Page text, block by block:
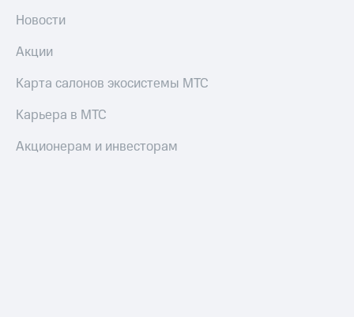
Новости
Акции
Карта салонов экосистемы МТС
Карьера в МТС
Акционерам и инвесторам